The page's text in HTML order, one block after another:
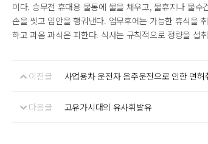
이다. 승무전 휴대용 물통에 물을 채우고, 물휴지나 물
손을 씻고 입안을 행궈낸다. 업무후에는 가능한 휴식을
하고 과음 과식은 피한다. 식사는 규칙적으로 정량을 섭
이전글 사업용차 운전자 음주운전으로 인한 면허
다음글 고유가시대의 유사휘발유